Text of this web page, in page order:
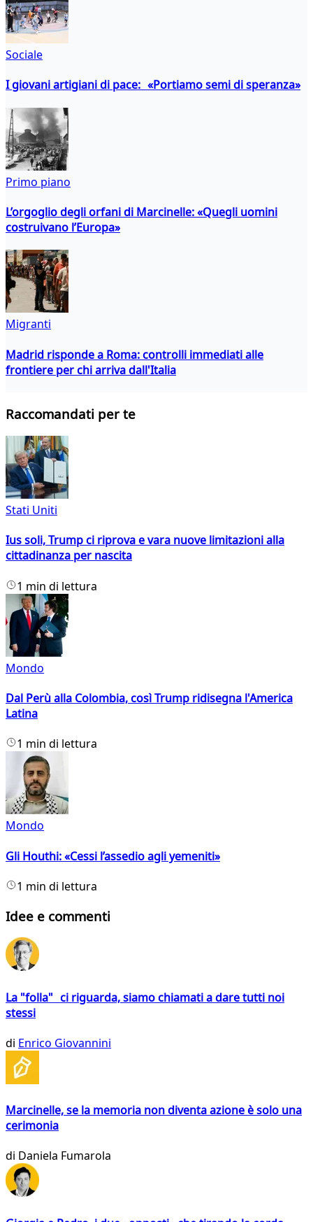
Sociale
I giovani artigiani di pace: «Portiamo semi di speranza»
Primo piano
L’orgoglio degli orfani di Marcinelle: «Quegli uomini
costruivano l’Europa»
Migranti
Madrid risponde a Roma: controlli immediati alle
frontiere per chi arriva dall'Italia
Raccomandati per te
Stati Uniti
Ius soli, Trump ci riprova e vara nuove limitazioni alla
cittadinanza per nascita
1 min di lettura
Mondo
Dal Perù alla Colombia, così Trump ridisegna l'America
Latina
1 min di lettura
Mondo
Gli Houthi: «Cessi l’assedio agli yemeniti»
1 min di lettura
Idee e commenti
La "folla" ci riguarda, siamo chiamati a dare tutti noi
stessi
di Enrico Giovannini
Marcinelle, se la memoria non diventa azione è solo una
cerimonia
di Daniela Fumarola